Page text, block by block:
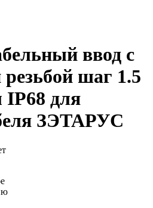
ввод с
шаг 1.5
IP68 для
ЗЭТАРУС